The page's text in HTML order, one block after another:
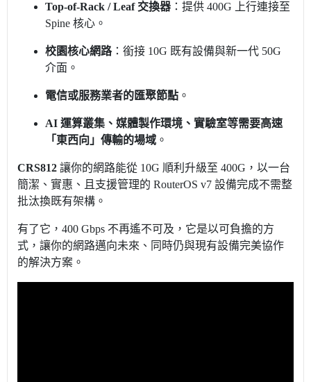
Top-of-Rack / Leaf 交換器 ：提供 400G 上行連接至
Spine 核心。
校園核心網路：銜接 10G 既有設備與新一代 50G
介面。
電信或服務業者的匯聚節點 。
AI 運算叢集、媒體製作環境、實驗室等需要高速
「東西向」傳輸的場域 。
CRS812 讓你的網路能從 10G 順利升級至 400G， 以一台
簡潔、實惠、且支援管理的 RouterOS v7 設備完成不需整
批汰換既有架構。
有了它，400 Gbps 不再遙不可及， 它是以可負擔的方
式，讓你的網路邁向未來、 同時仍與現有設備完美協作
的解決方案。